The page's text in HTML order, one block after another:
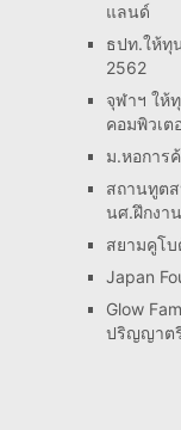
แลนด์
ธปท.ให้ทุ
2562
จุฬาฯ ให้
คอมพิวเต
ม.หอการ
สถานทูตส
นศ.ฝึกงาน
สยามคูโ
Japan
Glow
ปริญญาต